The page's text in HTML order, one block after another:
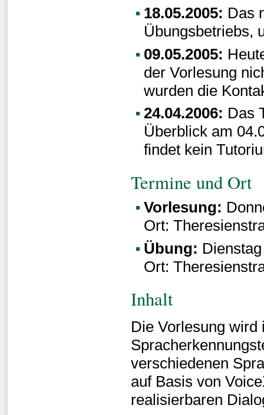
18.05.2005: Das
Übungsbetriebs,
09.05.2005:
der Vorlesung
wurden die
24.04.2006: Das
Überblick am
findet kein
Termine und Ort
Vorlesung:
Ort:
Übung:
Ort:
Inhalt
Die Vorlesung wird
verschiedenen
auf Basis von
realisierbaren